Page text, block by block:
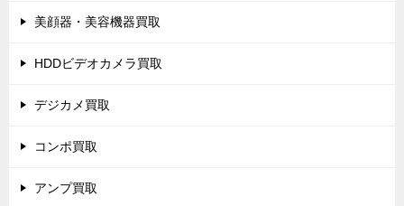
美顔器・美容機器買取
HDDビデオカメラ買取
デジカメ買取
コンポ買取
アンプ買取